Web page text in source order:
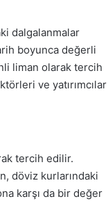
dalgalanmalar
boyunca değerli
liman olarak tercih
ve yatırımcılar
tercih edilir.
döviz kurlarındaki
karşı da bir değer